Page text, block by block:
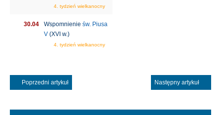
4. tydzień wielkanocny
30.04 Wspomnienie św. Piusa
V (XVI w.)
4. tydzień wielkanocny
Poprzedni artykuł Następny artykuł